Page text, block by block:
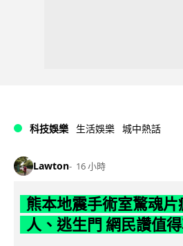
科技娛樂 生活娛樂 城中熱話
Lawton 16 小時
熊本地震手術室驚魂
人、逃生門 網民讚值